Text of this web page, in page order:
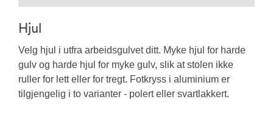
Hjul
Velg hjul i utfra arbeidsgulvet ditt. Myke hjul for harde
gulv og harde hjul for myke gulv, slik at stolen ikke
ruller for lett eller for tregt. Fotkryss i aluminium er
tilgjengelig i to varianter - polert eller svartlakkert.